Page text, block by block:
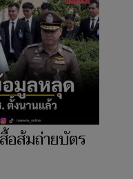
อส้มถ่ายบัตร